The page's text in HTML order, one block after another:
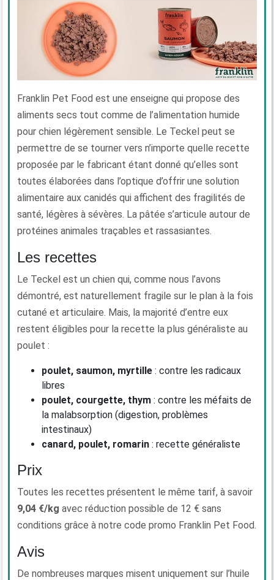
Franklin Pet Food est une enseigne qui propose des
aliments secs tout comme de l’alimentation humide
pour chien légèrement sensible. Le Teckel peut se
permettre de se tourner vers n’importe quelle recette
proposée par le fabricant étant donné qu’elles sont
toutes élaborées dans l’optique d’offrir une solution
alimentaire aux canidés qui affichent des fragilités de
santé, légères à sévères. La pâtée s’articule autour de
protéines animales traçables et rassasiantes.
Les recettes
Le Teckel est un chien qui, comme nous l’avons
démontré, est naturellement fragile sur le plan à la fois
cutané et articulaire. Mais, la majorité d’entre eux
restent éligibles pour la recette la plus généraliste au
poulet :
poulet, saumon, myrtille : contre les radicaux
libres
poulet, courgette, thym : contre les méfaits de
la malabsorption (digestion, problèmes
intestinaux)
canard, poulet, romarin : recette généraliste
Prix
Toutes les recettes présentent le même tarif, à savoir
9,04 €/kg avec réduction possible de 12 € sans
conditions grâce à notre code promo Franklin Pet Food.
Avis
De nombreuses marques misent uniquement sur l’huile